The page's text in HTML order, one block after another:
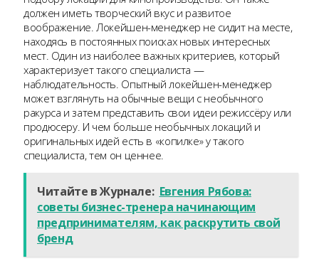
должен иметь творческий вкус и развитое
воображение. Локейшен-менеджер не сидит на месте,
находясь в постоянных поисках новых интересных
мест. Один из наиболее важных критериев, который
характеризует такого специалиста —
наблюдательность. Опытный локейшен-менеджер
может взглянуть на обычные вещи с необычного
ракурса и затем представить свои идеи режиссёру или
продюсеру. И чем больше необычных локаций и
оригинальных идей есть в «копилке» у такого
специалиста, тем он ценнее.
Читайте в Журнале: Евгения Рябова:
советы бизнес-тренера начинающим
предпринимателям, как раскрутить свой
бренд